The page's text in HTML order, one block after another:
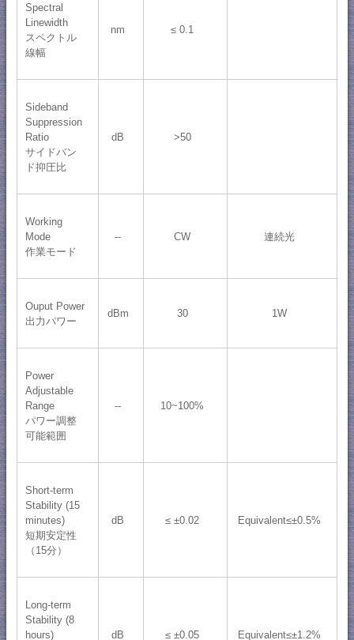
Spectral
Linewidth
スペクトル
線幅
nm ≤ 0.1
Sideband
Suppression
Ratio
サイドバン
ド抑圧比
dB >50
Working
Mode
作業モード
-- CW 連続光
Ouput Power
出力パワー
dBm 30 1W
Power
Adjustable
Range
パワー調整
可能範囲
-- 10~100%
Short-term
Stability (15
minutes)
短期安定性
（15分）
dB ≤ ±0.02 Equivalent≤±0.5%
Long-term
Stability (8
hours)
dB ≤ ±0.05 Equivalent≤±1.2%